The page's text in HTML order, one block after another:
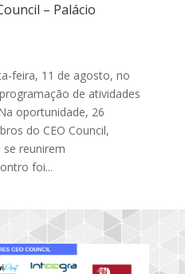
– Palácio
feira, 11 de agosto, no
de atividades
oportunidade, 26
do CEO Council,
reunirem
foi...